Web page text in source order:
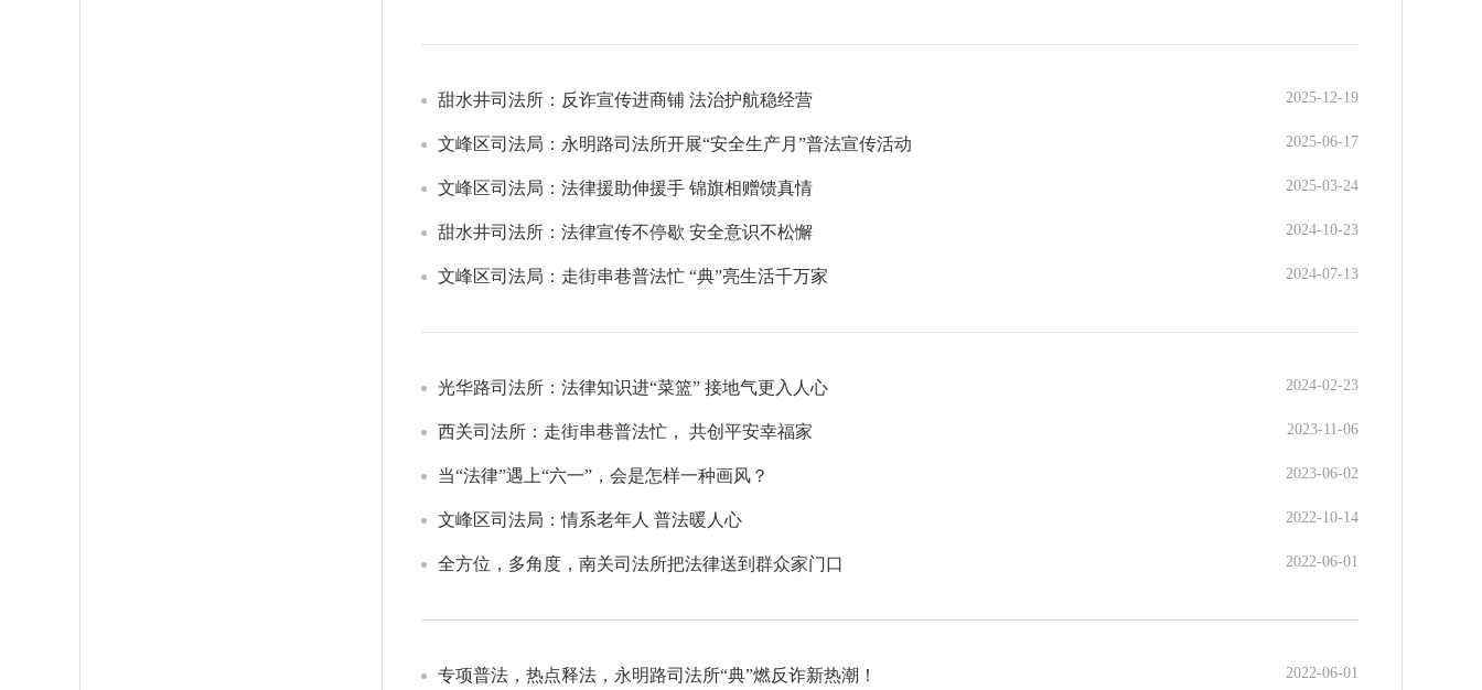
2025-12-19
甜水井司法所：反诈宣传进商铺 法治护航稳经营
2025-06-17
文峰区司法局：永明路司法所开展“安全生产月”普法宣传活动
2025-03-24
文峰区司法局：法律援助伸援手 锦旗相赠馈真情
2024-10-23
甜水井司法所：法律宣传不停歇 安全意识不松懈
2024-07-13
文峰区司法局：走街串巷普法忙 “典”亮生活千万家
2024-02-23
光华路司法所：法律知识进“菜篮” 接地气更入人心
2023-11-06
西关司法所：走街串巷普法忙， 共创平安幸福家
2023-06-02
当“法律”遇上“六一”，会是怎样一种画风？
2022-10-14
文峰区司法局：情系老年人 普法暖人心
2022-06-01
全方位，多角度，南关司法所把法律送到群众家门口
2022-06-01
专项普法，热点释法，永明路司法所“典”燃反诈新热潮！